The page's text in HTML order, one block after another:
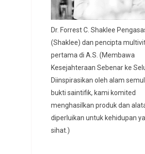
Dr. Forrest C. Shaklee
(Shaklee) dan pencipta
pertama di A.S. (Membawa
Kesejahteraan Sebenar ke
Diinspirasikan oleh alam
bukti saintifik, kami komited
menghasilkan produk dan
diperluikan untuk kehidupan
sihat.)